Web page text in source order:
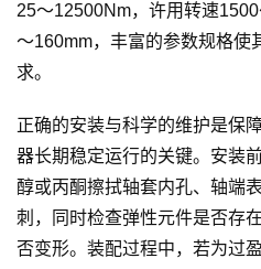
25～12500Nm，许用转速
～160mm，丰富的参数规格使
求。
正确的安装与科学的维护是保
器长期稳定运行的关键。安装
醇或丙酮擦拭轴套内孔、轴端
刺，同时检查弹性元件是否存
否变形。装配过程中，若为过